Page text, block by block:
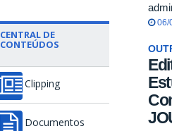
CENTRAL DE
CONTEÚDOS
Clipping
Documentos
06/